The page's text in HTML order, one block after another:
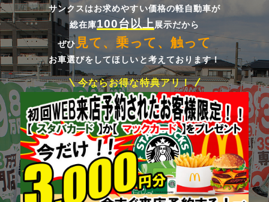
サンクスはお求めやすい価格の軽自動車が
総在庫100台以上展示だから
ぜひ見て、乗って、触って
お車選びをしてほしいと考えております！
今ならお得な特典アリ！